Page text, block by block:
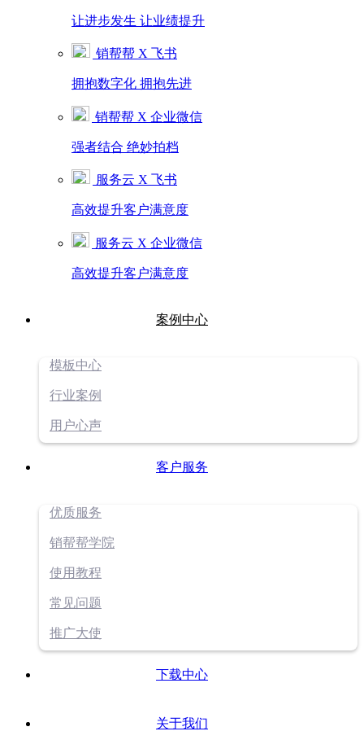
让进步发生 让业绩提升
销帮帮 X 飞书
拥抱数字化 拥抱先进
销帮帮 X 企业微信
强者结合 绝妙拍档
服务云 X 飞书
高效提升客户满意度
服务云 X 企业微信
高效提升客户满意度
案例中心
模板中心
行业案例
用户心声
客户服务
优质服务
销帮帮学院
使用教程
常见问题
推广大使
下载中心
关于我们